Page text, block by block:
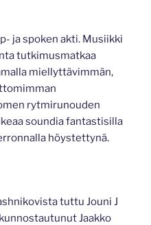
ja spoken akti. Musiikki
tutkimusmatkaa
miellyttävimmän,
rytmirunouden
soundia fantastisilla
höystettynä.
tuttu Jouni J
Jaakko